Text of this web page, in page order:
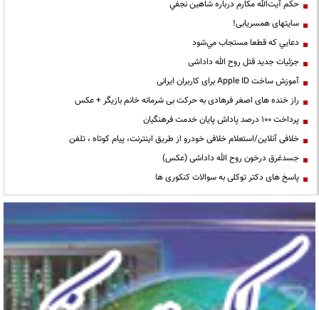
حكم آيت‌الله مكارم درباره شاهين نجفي
سایتهای همسریابی!
دعايي كه قطعا مستجاب مي‌شود
جزئیات جدید قتل روح الله داداشی
آموزش ساخت Apple ID برای کاربران ایرانی
راز خنده های اصغر فرهادی به حرکت بی شرمانه خانم بازیگر + عکس
پرداخت ۱۰۰ درصد پاداش پایان خدمت فرهنگیان
خلافی آنلاین/استعلام خلافی خودرو از طریق اینترنت، پیام کوتاه ، تلفن
جسدغرق درخون روح الله داداشی (عکس)
پاسخ های دکتر توکلی به سوالات کنکوری ها